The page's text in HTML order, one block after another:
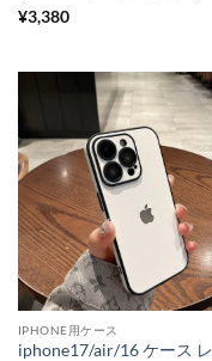
¥3,380
IPHONE用ケース